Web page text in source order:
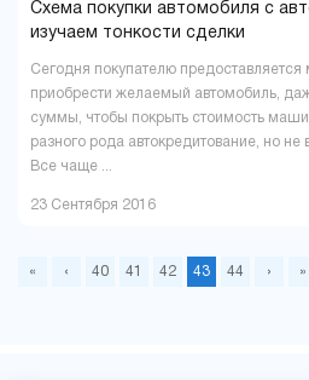
Схема покупки автомобиля с
изучаем тонкости сделки
Сегодня покупателю предоставляется
приобрести желаемый автомобиль,
суммы, чтобы покрыть стоимость
разного рода автокредитование, но
Все чаще ...
23 Сентября 2016
« ‹ 40 41 42 43 44 › »